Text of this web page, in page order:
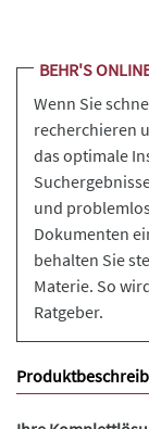
BEHR'S
Wenn Sie
recherchieren
das optimale
und
Dokumenten
behalten Sie
Materie. So
Ratgeber.